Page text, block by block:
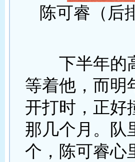
陈可睿（后
下半年的高
等着他，而明
开打时，正好
那几个月。队
个，陈可睿心